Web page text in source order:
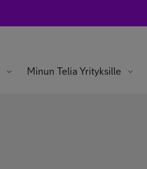
Minun Telia Yrityksille